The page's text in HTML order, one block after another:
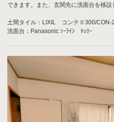
できます。また、玄関先に洗面台を移設
土間タイル：LIXIL コンテⅡ300/CON-2
洗面台：Panasonic ｼｰﾗｲﾝ ﾁｪﾘｰ